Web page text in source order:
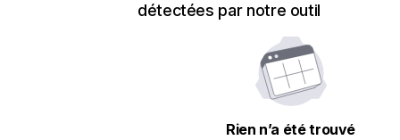
détectées par notre outil
Rien n’a été trouvé